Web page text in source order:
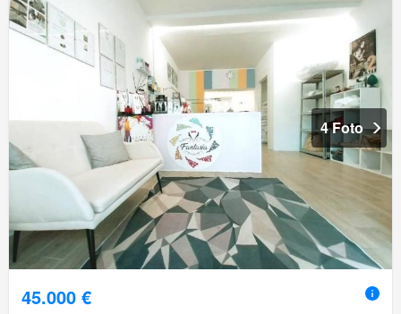
4 Foto
45.000 €